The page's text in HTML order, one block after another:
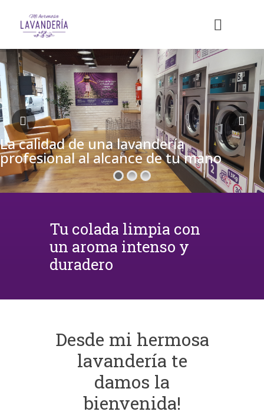
La calidad de una lavandería
profesional al alcance de tu mano
Tu colada limpia con
un aroma intenso y
duradero
Desde mi hermosa
lavandería te
damos la
bienvenida!